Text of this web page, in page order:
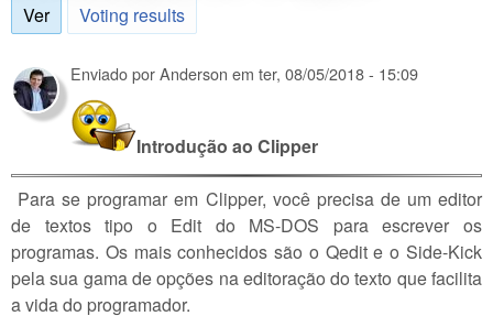
Ver(aba ativa)
Voting results
Enviado porAnderson em ter, 08/05/2018 - 15:09
Introdução ao Clipper
Para se programar em Clipper, você precisa de um editor
de textos tipo o Edit do MS-DOS para escrever os
programas. Os mais conhecidos são o Qedit e o Side-Kick
pela sua gama de opções na editoração do texto que facilita
a vida do programador.